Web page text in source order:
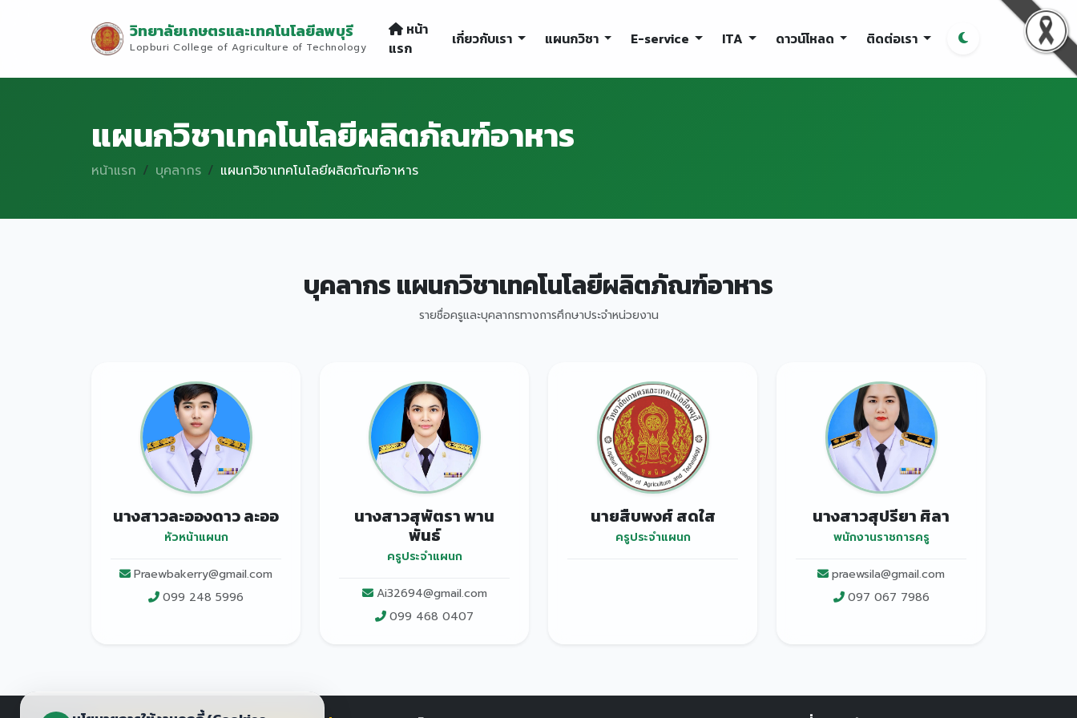
วิทยาลัยเกษตรและเทคโนโลยีลพบุรี
Lopburi College of Agriculture of Technology
หน้า
แรก
เกี่ยวกับเรา แผนกวิชา E-service ITA ดาวน์โหลด ติดต่อเรา
แผนกวิชาเทคโนโลยีผลิตภัณฑ์อาหาร
หน้าแรก บุคลากร แผนกวิชาเทคโนโลยีผลิตภัณฑ์อาหาร
บุคลากร แผนกวิชาเทคโนโลยีผลิตภัณฑ์อาหาร
รายชื่อครูและบุคลากรทางการศึกษาประจำหน่วยงาน
นางสาวละอองดาว ละออ
หัวหน้าแผนก
Praewbakerry@gmail.com
099 248 5996
นางสาวสุพัตรา พาน
พันธ์
ครูประจำแผนก
Ai32694@gmail.com
099 468 0407
นายสืบพงศ์ สดใส
ครูประจำแผนก
นางสาวสุปรียา ศิลา
พนักงานราชการครู
praewsila@gmail.com
097 067 7986